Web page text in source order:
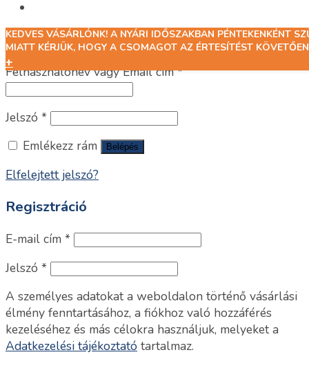
KEDVES VÁSÁRLÓNK! A NYÁRI IDŐSZAKBAN PÉNTEKENKÉNT
MIATT KÉRJÜK, HOGY A CSOMAGOT AZ ÉRTESÍTÉST
+
Belépés
Felhasználónév vagy Email cím*
Jelszó *
Emlékezz rám
Belépés
Elfelejtett jelszó?
Regisztráció
E-mail cím *
Jelszó *
A személyes adatokat a weboldalon történő vásárlási
élmény fenntartásához, a fiókhoz való hozzáférés
kezeléséhez és más célokra használjuk, melyeket a
Adatkezelési tájékoztató tartalmaz.